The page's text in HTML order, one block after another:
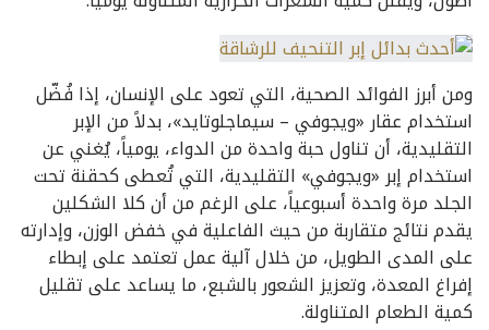
ومن أبرز الفوائد الصحية، التي تعود على الإنسان، إذا فُضّل
استخدام عقار «ويجوفي – سيماجلوتايد»، بدلاً من الإبر
التقليدية، أن تناول حبة واحدة من الدواء، يومياً، يُغني عن
استخدام إبر «ويجوفي» التقليدية، التي تُعطى كحقنة تحت
الجلد مرة واحدة أسبوعياً، على الرغم من أن كلا الشكلين
يقدم نتائج متقاربة من حيث الفاعلية في خفض الوزن، وإدارته
على المدى الطويل، من خلال آلية عمل تعتمد على إبطاء
إفراغ المعدة، وتعزيز الشعور بالشبع، ما يساعد على تقليل
كمية الطعام المتناولة.